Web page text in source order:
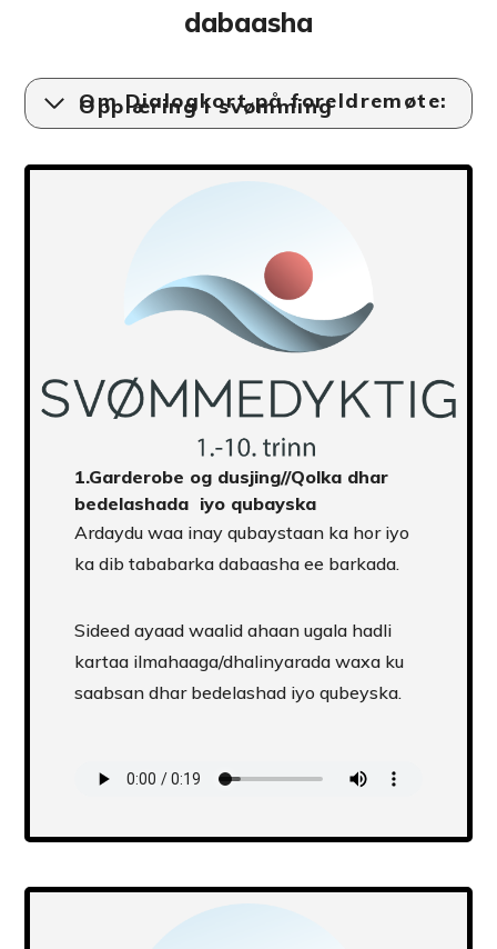
dabaasha
Om Dialogkort på foreldremøte:
Opplæring i svømming
1.Garderobe og dusjing//Qolka dhar
bedelashada iyo qubayska
Ardaydu waa inay qubaystaan ka hor iyo
ka dib tababarka dabaasha ee barkada.
Sideed ayaad waalid ahaan ugala hadli
kartaa ilmahaaga/dhalinyarada waxa ku
saabsan dhar bedelashad iyo qubeyska.